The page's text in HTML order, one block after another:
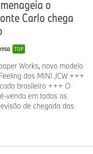
de 2025 foi de €
Em 31 de dezembro
trabalho de 154.540
A
estratégia corporativa
desde a cadeia de
uso.
o
Carlo chega
TOP
Works, novo modelo
dos MINI JCW +++
brasileiro +++ O
venda em todas as
de chegada das